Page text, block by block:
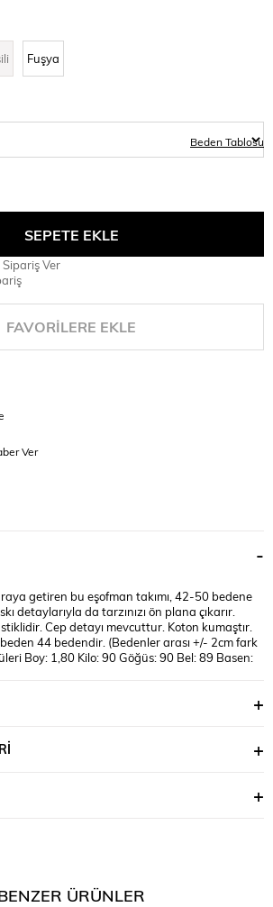
Fuşya
Beden Tablosu
Ver
FAVORILERE EKLE
Ver
getiren bu eşofman takımı, 42-50 bedene
detaylarıyla da tarzınızı ön plana çıkarır.
Cep detayı mevcuttur. Koton kumaştır.
44 bedendir. (Bedenler arası +/- 2cm fark
Boy: 1,80 Kilo: 90 Göğüs: 90 Bel: 89 Basen:
ÜRÜNLER